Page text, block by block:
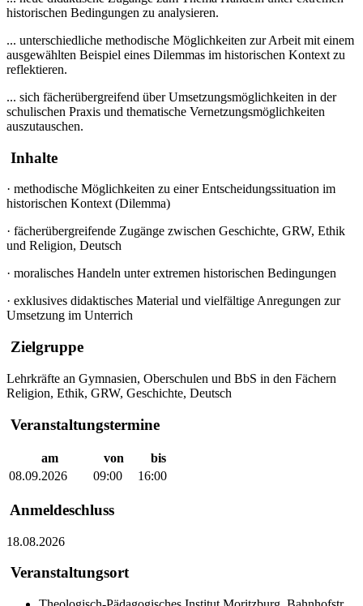
historischen Bedingungen zu analysieren.
... unterschiedliche methodische Möglichkeiten zur Arbeit mit einem
ausgewählten Beispiel eines Dilemmas im historischen Kontext zu
reflektieren.
... sich fächerübergreifend über Umsetzungsmöglichkeiten in der
schulischen Praxis und thematische Vernetzungsmöglichkeiten
auszutauschen.
Inhalte
· methodische Möglichkeiten zu einer Entscheidungssituation im
historischen Kontext (Dilemma)
· fächerübergreifende Zugänge zwischen Geschichte, GRW, Ethik
und Religion, Deutsch
· moralisches Handeln unter extremen historischen Bedingungen
· exklusives didaktisches Material und vielfältige Anregungen zur
Umsetzung im Unterrich
Zielgruppe
Lehrkräfte an Gymnasien, Oberschulen und BbS in den Fächern
Religion, Ethik, GRW, Geschichte, Deutsch
Veranstaltungstermine
am von
bis
08.09.2026
09:00 16:00
Anmeldeschluss
18.08.2026
Veranstaltungsort